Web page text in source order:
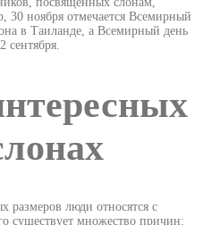
30 ноября отмечается Всемирный
в Таиланде, а Всемирный день
сентября.
люди относятся с
существует множество причин: